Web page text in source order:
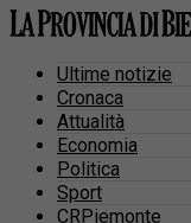
Ultime notizie
Cronaca
Attualità
Economia
Politica
Sport
CRPiemonte